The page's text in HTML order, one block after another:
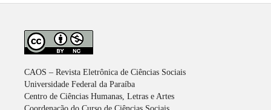
CAOS – Revista Eletrônica de Ciências Sociais
Universidade Federal da Paraíba
Centro de Ciências Humanas, Letras e Artes